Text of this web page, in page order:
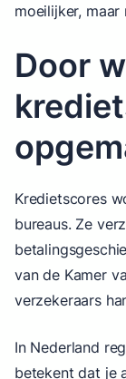
moeilijker,
Door
Kredietscores
bureaus. Ze
van de Kamer
verzekeraars
In Nederland
betekent dat je